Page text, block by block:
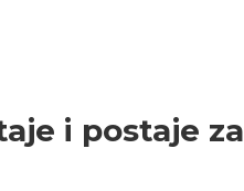
i postaje